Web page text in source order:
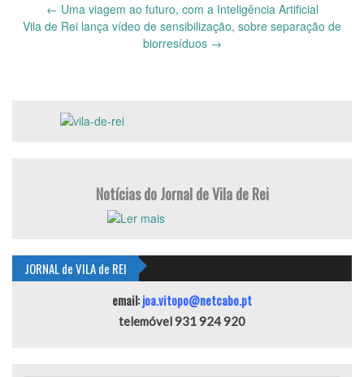
navigation
← Uma viagem ao futuro, com a Inteligência Artificial
Vila de Rei lança vídeo de sensibilização, sobre separação de
biorresíduos →
Notícias do Jornal de Vila de Rei
JORNAL de VILA de REI
email:joa.vitopo@netcabo.pt
telemóvel 931 924 920